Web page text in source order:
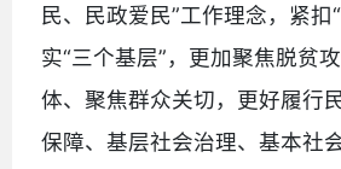
民、民政爱民”工作理念，紧扣
实“三个基层”，更加聚焦脱贫
体、聚焦群众关切，更好履行
保障、基层社会治理、基本社会